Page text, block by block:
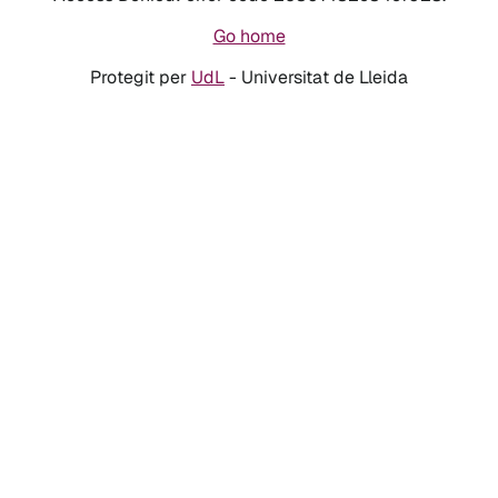
Go home
Protegit per UdL- Universitat de Lleida